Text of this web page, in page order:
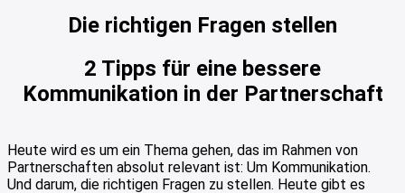
Die richtigen Fragen stellen
2 Tipps für eine bessere
Kommunikation in der Partnerschaft
Heute wird es um ein Thema gehen, das im Rahmen von
Partnerschaften absolut relevant ist: Um Kommunikation.
Und darum, die richtigen Fragen zu stellen. Heute gibt es